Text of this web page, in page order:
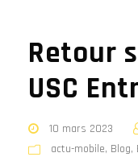
Retour
USC
10 mars 2023
actu-mobile, Blog,